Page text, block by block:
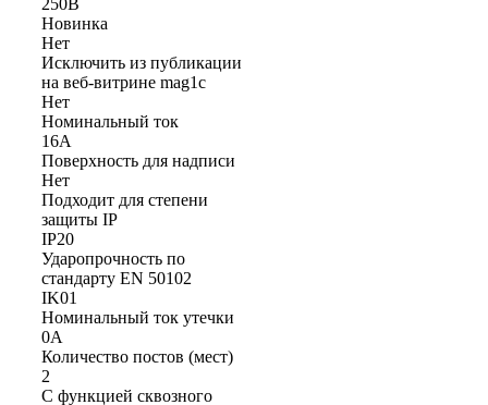
Новинка
Нет
Исключить из публикации
на веб-витрине mag1c
Нет
Номинальный ток
16А
Поверхность для надписи
Нет
Подходит для степени
защиты IP
IP20
Ударопрочность по
стандарту EN 50102
IK01
Номинальный ток утечки
0А
Количество постов (мест)
2
С функцией сквозного